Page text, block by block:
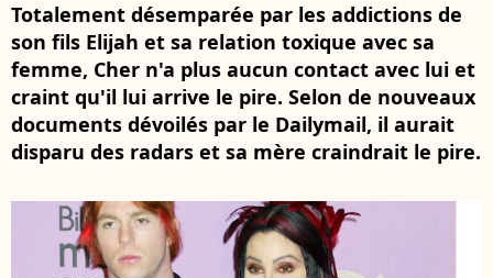
Totalement désemparée par les addictions de
son fils Elijah et sa relation toxique avec sa
femme, Cher n'a plus aucun contact avec lui et
craint qu'il lui arrive le pire. Selon de nouveaux
documents dévoilés par le Dailymail, il aurait
disparu des radars et sa mère craindrait le pire.